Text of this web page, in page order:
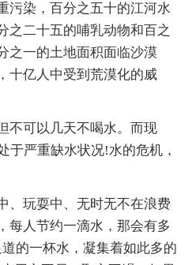
污染，百分之五十的江河水
之二十五的哺乳动物和百之
之一的土地面积面临沙漠
十亿人中受到荒漠化的威
不可以几天不喝水。而现
于严重缺水状况!水的危机，
、玩耍中、无时无不在浪费
每人节约一滴水，那会有多
的一杯水，凝集着如此多的